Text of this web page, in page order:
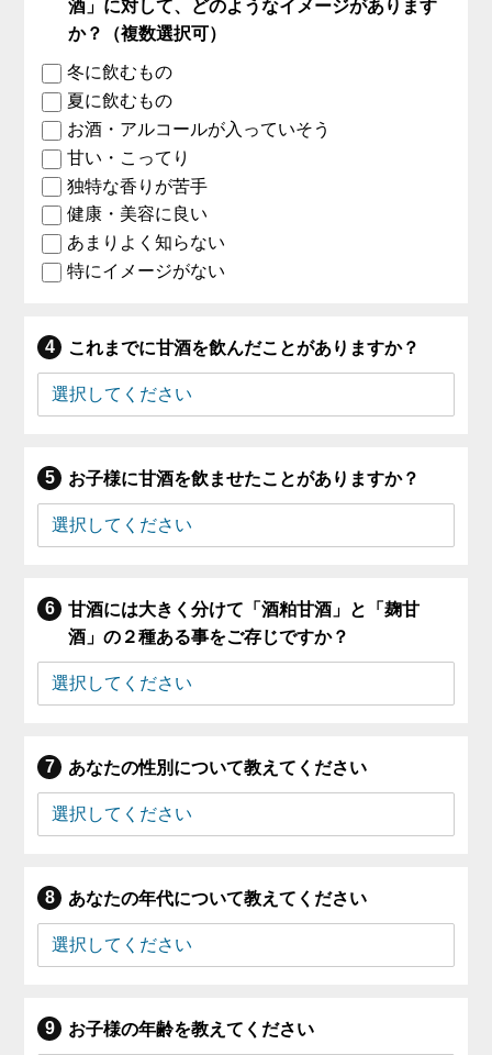
酒」に対して、どのようなイメージがあります
か？（複数選択可）
冬に飲むもの
夏に飲むもの
お酒・アルコールが入っていそう
甘い・こってり
独特な香りが苦手
健康・美容に良い
あまりよく知らない
特にイメージがない
これまでに甘酒を飲んだことがありますか？
お子様に甘酒を飲ませたことがありますか？
甘酒には大きく分けて「酒粕甘酒」と「麹甘
酒」の２種ある事をご存じですか？
あなたの性別について教えてください
あなたの年代について教えてください
お子様の年齢を教えてください